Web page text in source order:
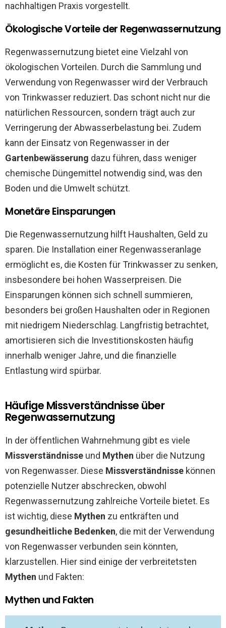
nachhaltigen Praxis vorgestellt.
Ökologische Vorteile der Regenwassernutzung
Regenwassernutzung bietet eine Vielzahl von
ökologischen Vorteilen. Durch die Sammlung und
Verwendung von Regenwasser wird der Verbrauch
von Trinkwasser reduziert. Das schont nicht nur die
natürlichen Ressourcen, sondern trägt auch zur
Verringerung der Abwasserbelastung bei. Zudem
kann der Einsatz von Regenwasser in der
Gartenbewässerung dazu führen, dass weniger
chemische Düngemittel notwendig sind, was den
Boden und die Umwelt schützt.
Monetäre Einsparungen
Die Regenwassernutzung hilft Haushalten, Geld zu
sparen. Die Installation einer Regenwasseranlage
ermöglicht es, die Kosten für Trinkwasser zu senken,
insbesondere bei hohen Wasserpreisen. Die
Einsparungen können sich schnell summieren,
besonders bei großen Haushalten oder in Regionen
mit niedrigem Niederschlag. Langfristig betrachtet,
amortisieren sich die Investitionskosten häufig
innerhalb weniger Jahre, und die finanzielle
Entlastung wird spürbar.
Häufige Missverständnisse über
Regenwassernutzung
In der öffentlichen Wahrnehmung gibt es viele
Missverständnisse und Mythen über die Nutzung
von Regenwasser. Diese Missverständnisse können
potenzielle Nutzer abschrecken, obwohl
Regenwassernutzung zahlreiche Vorteile bietet. Es
ist wichtig, diese Mythen zu entkräften und
gesundheitliche Bedenken, die mit der Verwendung
von Regenwasser verbunden sein könnten,
klarzustellen. Hier sind einige der verbreitetsten
Mythen und Fakten:
Mythen und Fakten